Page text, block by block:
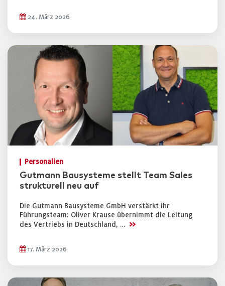
24. März 2026
Personalien
Gutmann Bausysteme stellt Team Sales
strukturell neu auf
Die Gutmann Bausysteme GmbH verstärkt ihr
Führungsteam: Oliver Krause übernimmt die Leitung
des Vertriebs in Deutschland, … >>
17. März 2026